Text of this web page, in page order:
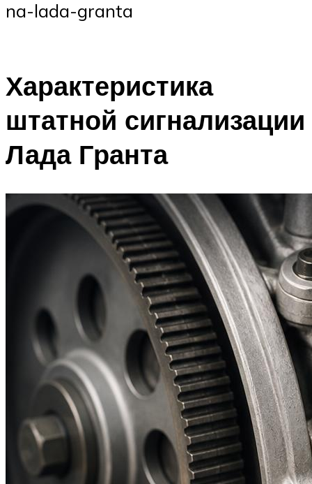
na-lada-granta
Характеристика
штатной сигнализации
Лада Гранта